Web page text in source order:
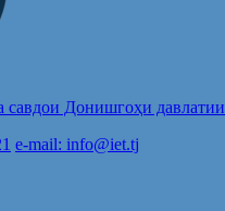
савдои Донишгоҳи
e-mail: info@iet.tj